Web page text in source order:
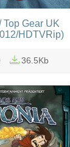
Top Gear UK
HDTVRip)
36.5Kb